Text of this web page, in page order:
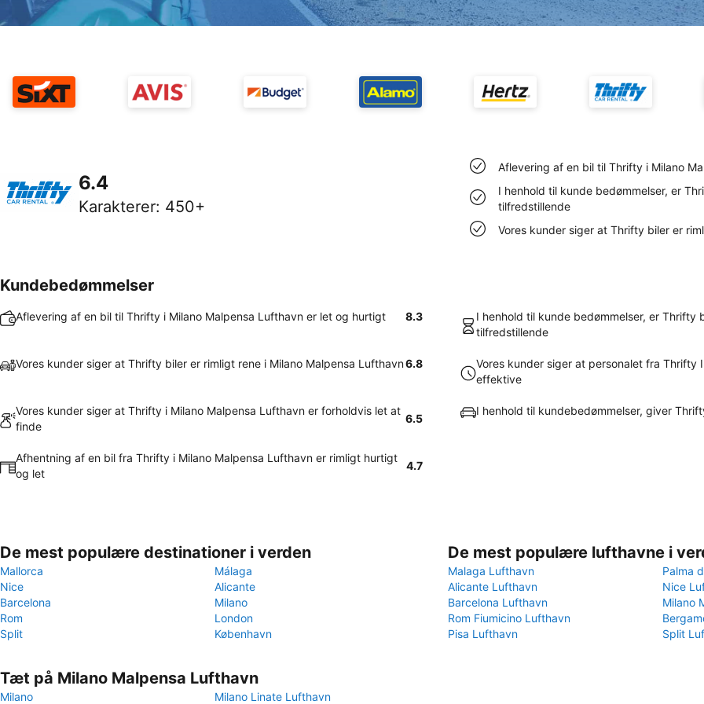
6.4
Karakterer: 450+
Aflevering af en bil til Thrifty i Milano
I henhold til kunde bedømmelser, er
tilfredstillende
Vores kunder siger at Thrifty biler er
Kundebedømmelser
Aflevering af en bil til Thrifty i Milano Malpensa Lufthavn er let og hurtigt 8.3
I henhold til kunde bedømmelser, er Thrifty
tilfredstillende
Vores kunder siger at Thrifty biler er rimligt rene i Milano Malpensa Lufthavn6.8
Vores kunder siger at personalet fra Thrifty
effektive
Vores kunder siger at Thrifty i Milano Malpensa Lufthavn er forholdvis let at
finde
6.5
I henhold til kundebedømmelser, giver
Afhentning af en bil fra Thrifty i Milano Malpensa Lufthavn er rimligt hurtigt
og let
4.7
De mest populære destinationer i verden
Mallorca
Málaga
Nice
Alicante
Barcelona
Milano
Rom
London
Split
København
De mest populære lufthavne i
Malaga Lufthavn
Palma
Alicante Lufthavn
Nice
Barcelona Lufthavn
Milano
Rom Fiumicino Lufthavn
Pisa Lufthavn
Split
Tæt på Milano Malpensa Lufthavn
Milano Milano Linate Lufthavn